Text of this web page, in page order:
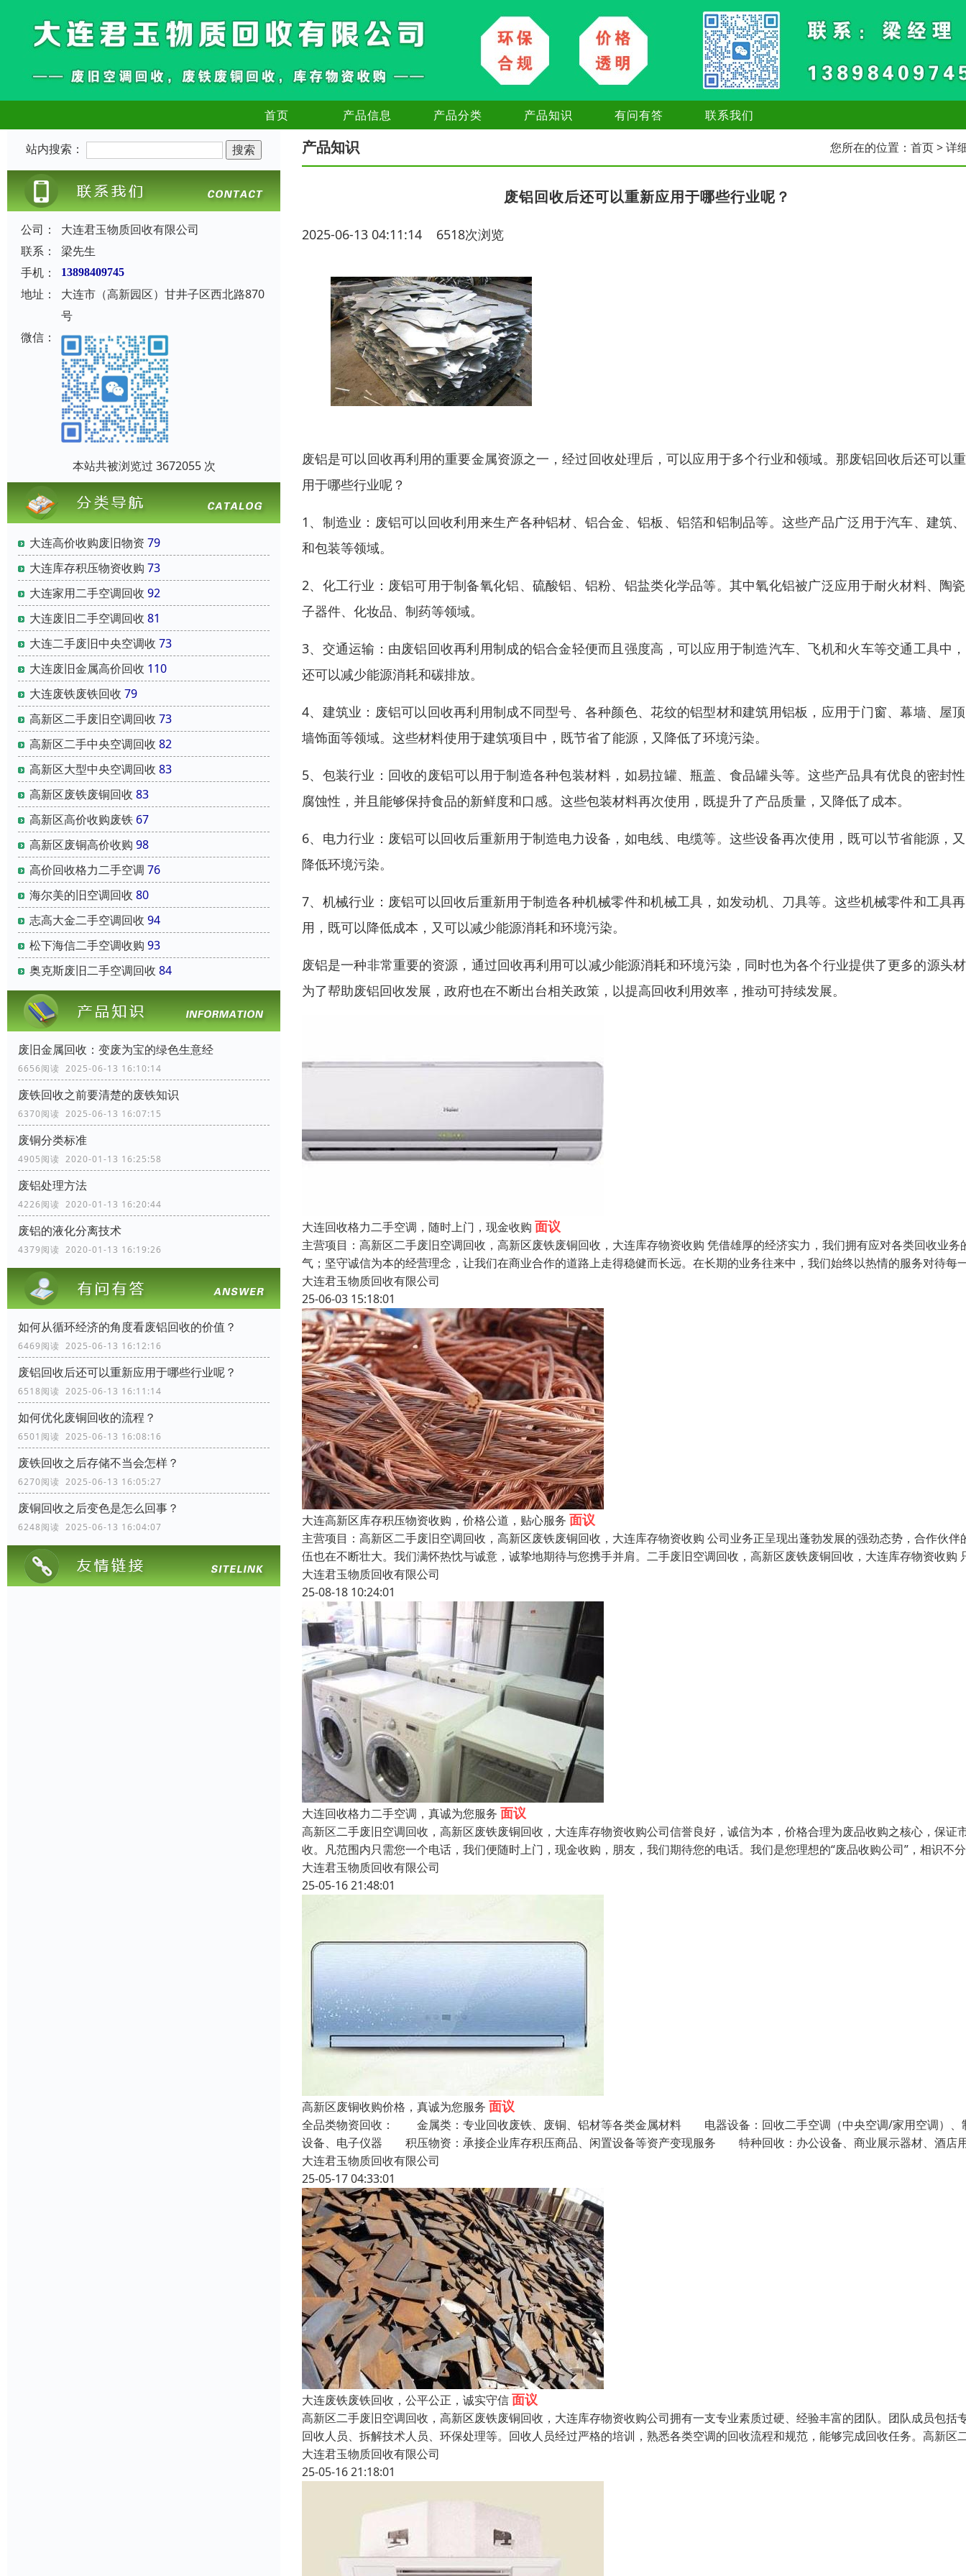
首页 产品信息 产品分类 产品知识 有问有答 联系我们
站内搜索：
公司：
大连君玉物质回收有限公司
联系：
梁先生
手机：
13898409745
地址：
大连市（高新园区）甘井子区西北路870
号
微信：
本站共被浏览过 3672055 次
大连高价收购废旧物资 79
大连库存积压物资收购 73
大连家用二手空调回收 92
大连废旧二手空调回收 81
大连二手废旧中央空调收 73
大连废旧金属高价回收 110
大连废铁废铁回收 79
高新区二手废旧空调回收 73
高新区二手中央空调回收 82
高新区大型中央空调回收 83
高新区废铁废铜回收 83
高新区高价收购废铁 67
高新区废铜高价收购 98
高价回收格力二手空调 76
海尔美的旧空调回收 80
志高大金二手空调回收 94
松下海信二手空调收购 93
奥克斯废旧二手空调回收 84
废旧金属回收：变废为宝的绿色生意经
6656阅读 2025-06-13 16:10:14
废铁回收之前要清楚的废铁知识
6370阅读 2025-06-13 16:07:15
废铜分类标准
4905阅读 2020-01-13 16:25:58
废铝处理方法
4226阅读 2020-01-13 16:20:44
废铝的液化分离技术
4379阅读 2020-01-13 16:19:26
如何从循环经济的角度看废铝回收的价值？
6469阅读 2025-06-13 16:12:16
废铝回收后还可以重新应用于哪些行业呢？
6518阅读 2025-06-13 16:11:14
如何优化废铜回收的流程？
6501阅读 2025-06-13 16:08:16
废铁回收之后存储不当会怎样？
6270阅读 2025-06-13 16:05:27
废铜回收之后变色是怎么回事？
6248阅读 2025-06-13 16:04:07
产品知识 您所在的位置： 首页> 详
废铝回收后还可以重新应用于哪些行业呢？
2025-06-13 04:11:14 6518次浏览
废铝是可以回收再利用的重要金属资源之一，经过回收处理后，可以应用于多个行业和领域。那废铝回收后还可以
用于哪些行业呢？
1、制造业：废铝可以回收利用来生产各种铝材、铝合金、铝板、铝箔和铝制品等。这些产品广泛用于汽车、建筑
和包装等领域。
2、化工行业：废铝可用于制备氧化铝、硫酸铝、铝粉、铝盐类化学品等。其中氧化铝被广泛应用于耐火材料、陶
子器件、化妆品、制药等领域。
3、交通运输：由废铝回收再利用制成的铝合金轻便而且强度高，可以应用于制造汽车、飞机和火车等交通工具中
还可以减少能源消耗和碳排放。
4、建筑业：废铝可以回收再利用制成不同型号、各种颜色、花纹的铝型材和建筑用铝板，应用于门窗、幕墙、屋
墙饰面等领域。这些材料使用于建筑项目中，既节省了能源，又降低了环境污染。
5、包装行业：回收的废铝可以用于制造各种包装材料，如易拉罐、瓶盖、食品罐头等。这些产品具有优良的密封
腐蚀性，并且能够保持食品的新鲜度和口感。这些包装材料再次使用，既提升了产品质量，又降低了成本。
6、电力行业：废铝可以回收后重新用于制造电力设备，如电线、电缆等。这些设备再次使用，既可以节省能源，
降低环境污染。
7、机械行业：废铝可以回收后重新用于制造各种机械零件和机械工具，如发动机、刀具等。这些机械零件和工具
用，既可以降低成本，又可以减少能源消耗和环境污染。
废铝是一种非常重要的资源，通过回收再利用可以减少能源消耗和环境污染，同时也为各个行业提供了更多的源头
为了帮助废铝回收发展，政府也在不断出台相关政策，以提高回收利用效率，推动可持续发展。
大连回收格力二手空调，随时上门，现金收购 面议
主营项目：高新区二手废旧空调回收，高新区废铁废铜回收，大连库存物资收购 凭借雄厚的经济实力，我们拥有应对各类回收业务
气；坚守诚信为本的经营理念，让我们在商业合作的道路上走得稳健而长远。在长期的业务往来中，我们始终以热情的服务对待每
大连君玉物质回收有限公司
25-06-03 15:18:01
大连高新区库存积压物资收购，价格公道，贴心服务 面议
主营项目：高新区二手废旧空调回收，高新区废铁废铜回收，大连库存物资收购 公司业务正呈现出蓬勃发展的强劲态势，合作伙伴
伍也在不断壮大。我们满怀热忱与诚意，诚挚地期待与您携手并肩。二手废旧空调回收，高新区废铁废铜回收，大连库存物资收购
大连君玉物质回收有限公司
25-08-18 10:24:01
大连回收格力二手空调，真诚为您服务 面议
高新区二手废旧空调回收，高新区废铁废铜回收，大连库存物资收购公司信誉良好，诚信为本，价格合理为废品收购之核心，保证
收。凡范围内只需您一个电话，我们便随时上门，现金收购，朋友，我们期待您的电话。我们是您理想的“废品收购公司”，相识不
大连君玉物质回收有限公司
25-05-16 21:48:01
高新区废铜收购价格，真诚为您服务 面议
全品类物资回收： 金属类：专业回收废铁、废铜、铝材等各类金属材料 电器设备：回收二手空调（中央空调/家用空调）、
设备、电子仪器 积压物资：承接企业库存积压商品、闲置设备等资产变现服务 特种回收：办公设备、商业展示器材、酒店
大连君玉物质回收有限公司
25-05-17 04:33:01
大连废铁废铁回收，公平公正，诚实守信面议
高新区二手废旧空调回收，高新区废铁废铜回收，大连库存物资收购公司拥有一支专业素质过硬、经验丰富的团队。团队成员包括
回收人员、拆解技术人员、环保处理等。回收人员经过严格的培训，熟悉各类空调的回收流程和规范，能够完成回收任务。高新区
大连君玉物质回收有限公司
25-05-16 21:18:01